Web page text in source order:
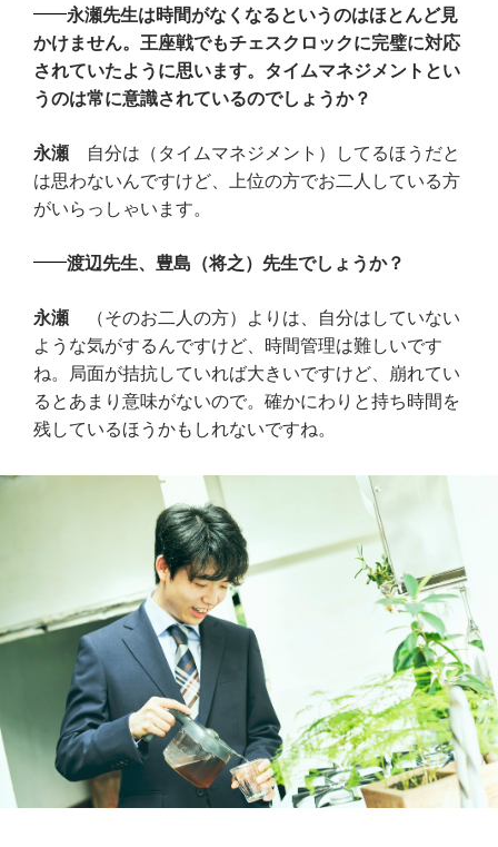
永瀬先生は時間がなくなるというのはほとんど見
かけません。王座戦でもチェスクロックに完璧に対応
されていたように思います。タイムマネジメントとい
うのは常に意識されているのでしょうか？
永瀬 自分は（タイムマネジメント）してるほうだと
は思わないんですけど、上位の方でお二人している方
がいらっしゃいます。
渡辺先生、豊島（将之）先生でしょうか？
永瀬 （そのお二人の方）よりは、自分はしていない
ような気がするんですけど、時間管理は難しいです
ね。局面が拮抗していれば大きいですけど、崩れてい
るとあまり意味がないので。確かにわりと持ち時間を
残しているほうかもしれないですね。